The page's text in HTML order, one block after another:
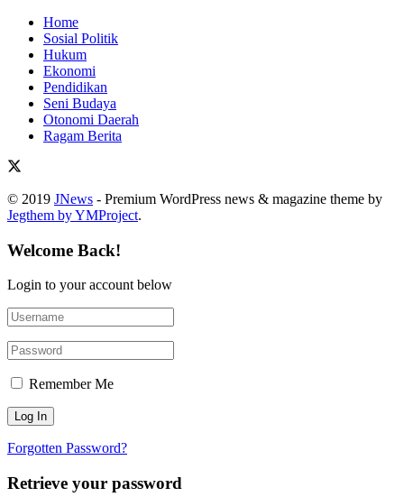
Home
Sosial Politik
Hukum
Ekonomi
Pendidikan
Seni Budaya
Otonomi Daerah
Ragam Berita
© 2019 JNews - Premium WordPress news & magazine theme by
Jegthem by YMProject.
Welcome Back!
Login to your account below
Remember Me
Forgotten Password?
Retrieve your password